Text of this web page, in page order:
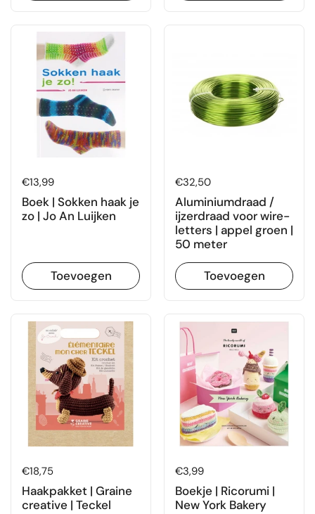
Prijs:
€13,99
Boek | Sokken haak je
zo | Jo An Luijken
Toevoegen
Prijs:
€32,50
Aluminiumdraad /
ijzerdraad voor wire-
letters | appel groen |
50 meter
Toevoegen
Prijs:
€18,75
Haakpakket | Graine
creative | Teckel
Prijs:
€3,99
Boekje | Ricorumi |
New York Bakery